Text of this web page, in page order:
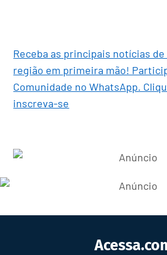
Receba as principais notícias de
região em primeira mão!
Comunidade no WhatsApp.
inscreva-se